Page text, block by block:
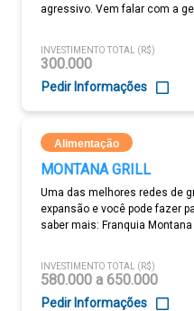
agressivo. Vem falar com a
INVESTIMENTO TOTAL (R$)
300.000
Pedir Informações
Alimentação
MONTANA GRILL
Uma das melhores redes de
expansão e você pode fazer
saber mais: Franquia Montana
INVESTIMENTO TOTAL (R$)
580.000 a 650.000
Pedir Informações